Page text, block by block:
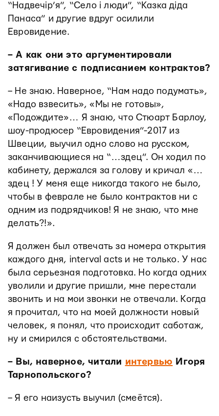
“Надвечір’я”, “Село і люди”, “Казка діда
Панаса” и другие вдруг осилили
Евровидение.
– А как они это аргументировали
затягивание с подписанием контрактов?
– Не знаю. Наверное, “Нам надо подумать»,
«Надо взвесить», «Мы не готовы»,
«Подождите»… Я знаю, что Стюарт Барлоу,
шоу-продюсер “Евровидения”-2017 из
Швеции, выучил одно слово на русском,
заканчивающиеся на “…здец”. Он ходил по
кабинету, держался за голову и кричал «…
здец ! У меня еще никогда такого не было,
чтобы в феврале не было контрактов ни с
одним из подрядчиков! Я не знаю, что мне
делать?!».
Я должен был отвечать за номера открытия
каждого дня, interval acts и не только. У нас
была серьезная подготовка. Но когда одних
уволили и другие пришли, мне перестали
звонить и на мои звонки не отвечали. Когда
я прочитал, что на моей должности новый
человек, я понял, что происходит саботаж,
ну и смирился с обстоятельствами.
– Вы, наверное, читали интервью Игоря
Тарнопольского?
– Я его наизусть выучил (смеётся).